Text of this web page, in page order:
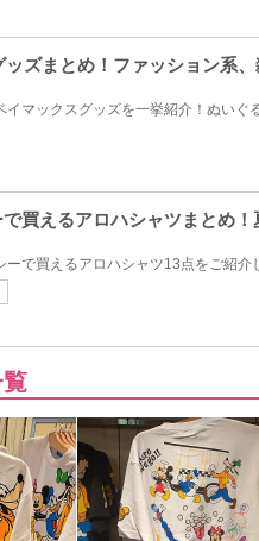
ッズまとめ！ファッション系
マックスグッズを一挙紹介！ぬいぐ
買えるアロハシャツまとめ
で買えるアロハシャツ13点をご紹介